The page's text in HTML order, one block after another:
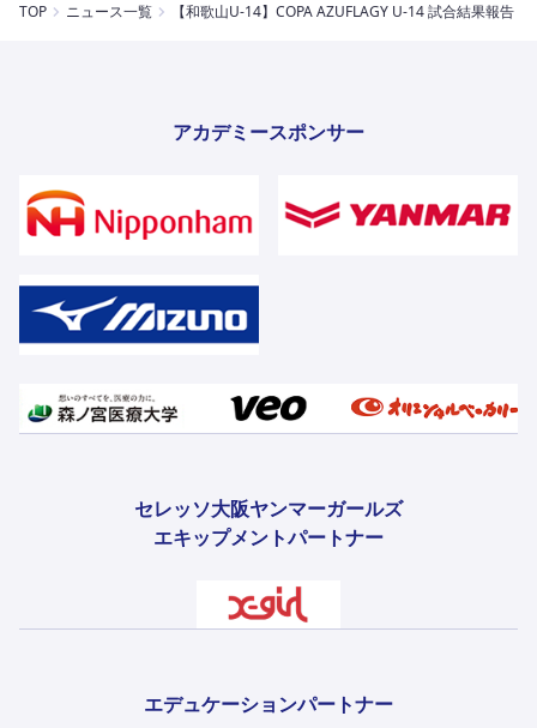
TOP ニュース一覧 【和歌山U-14】COPA AZUFLAGY U-14 試合結果報告
アカデミースポンサー
セレッソ大阪ヤンマーガールズ
エキップメントパートナー
エデュケーションパートナー